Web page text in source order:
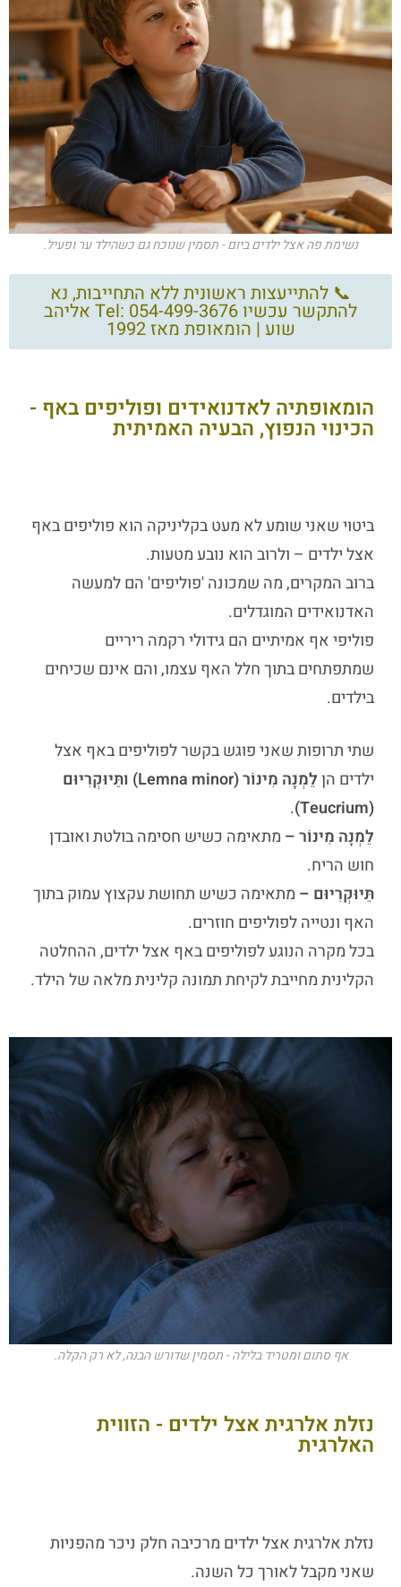
נשימת פה אצל ילדים ביום - תסמין שנוכח גם כשהילד ער ופעיל.
📞 להתייעצות ראשונית ללא התחייבות, נא
להתקשר עכשיו Tel: 054-499-3676 אליהב
שוע | הומאופת מאז 1992
הומאופתיה לאדנואידים ופוליפים באף -
הכינוי הנפוץ, הבעיה האמיתית
ביטוי שאני שומע לא מעט בקליניקה הוא פוליפים באף
אצל ילדים – ולרוב הוא נובע מטעות.
ברוב המקרים, מה שמכונה 'פוליפים' הם למעשה
האדנואידים המוגדלים.
פוליפי אף אמיתיים הם גידולי רקמה ריריים
שמתפתחים בתוך חלל האף עצמו, והם אינם שכיחים
בילדים.
שתי תרופות שאני פוגש בקשר לפוליפים באף אצל
ילדים הן
לֵמְנָה מִינוֹר (Lemna minor) ותֵּיוּקְרִיוּם
(Teucrium)
.
לֵמְנָה מִינוֹר – מתאימה כשיש חסימה בולטת ואובדן
חוש הריח.
תֵּיוּקְרִיוּם – מתאימה כשיש תחושת עקצוץ עמוק בתוך
האף ונטייה לפוליפים חוזרים.
בכל מקרה הנוגע לפוליפים באף אצל ילדים, ההחלטה
הקלינית מחייבת לקיחת תמונה קלינית מלאה של הילד.
אף סתום ומטריד בלילה - תסמין שדורש הבנה, לא רק הקלה.
נזלת אלרגית אצל ילדים - הזווית
האלרגית
נזלת אלרגית אצל ילדים מרכיבה חלק ניכר מהפניות
שאני מקבל לאורך כל השנה.